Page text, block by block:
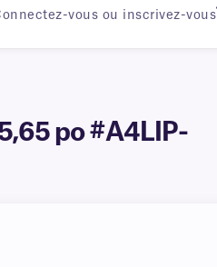
vous ou inscrivez-vous
po #A4LIP-